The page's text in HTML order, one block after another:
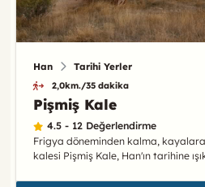
Han Tarihi Yerler
2,0km./35 dakika
Pişmiş Kale
4.5 - 12 Değerlendirme
Frigya döneminden kalma,
kalesi Pişmiş Kale, Han'ın tarihine